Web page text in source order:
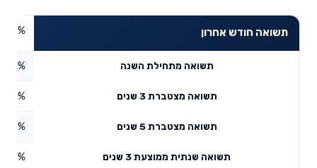
תשואה חודש אחרון
תשואה מתחילת השנה
תשואה מצטברת 3 שנים
תשואה מצטברת 5 שנים
תשואה שנתית ממוצעת 3 שנים